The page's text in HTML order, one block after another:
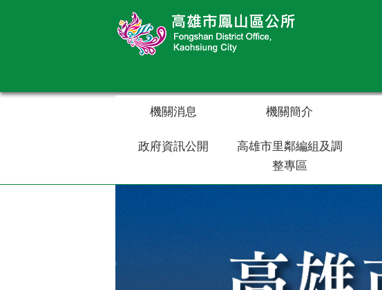
機關消息 機關簡介
政府資訊公開
高雄市里鄰編組及調
整專區